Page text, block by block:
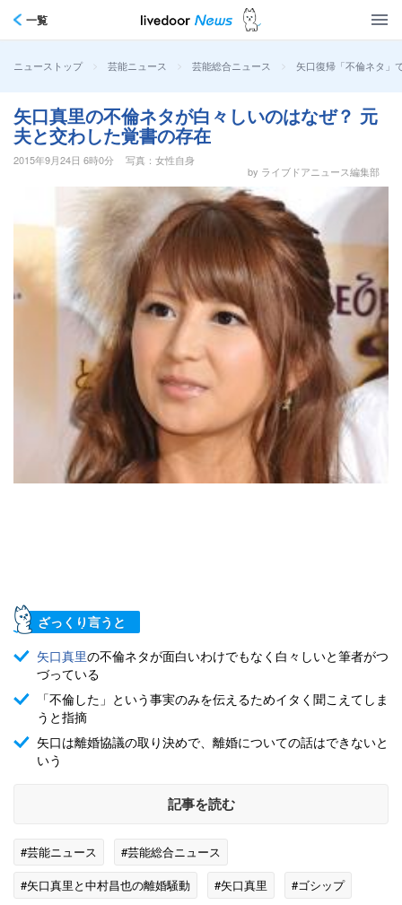
一覧
ニューストップ > 芸能ニュース > 芸能総合ニュース > 矢口復帰「不倫ネタ」
矢口真里の不倫ネタが白々しいのはなぜ？ 元
夫と交わした覚書の存在
2015年9月24日 6時0分
写真：女性自身
by ライブドアニュース編集部
ざっくり言うと
矢口真里の不倫ネタが面白いわけでもなく白々しいと筆者がつ
づっている
「不倫した」という事実のみを伝えるためイタく聞こえてしま
うと指摘
矢口は離婚協議の取り決めで、離婚についての話はできないと
いう
記事を読む
#芸能ニュース
#芸能総合ニュース
#矢口真里と中村昌也の離婚騒動
#矢口真里
#ゴシップ